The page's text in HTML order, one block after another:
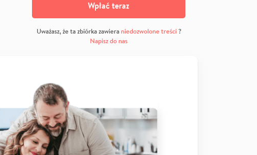
Wpłać teraz
Uważasz, że ta zbiórka zawiera niedozwolone treści?
Napisz do nas